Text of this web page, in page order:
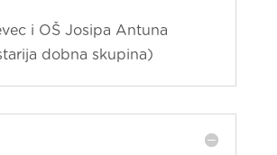
i OŠ Josipa Antuna
dobna skupina)